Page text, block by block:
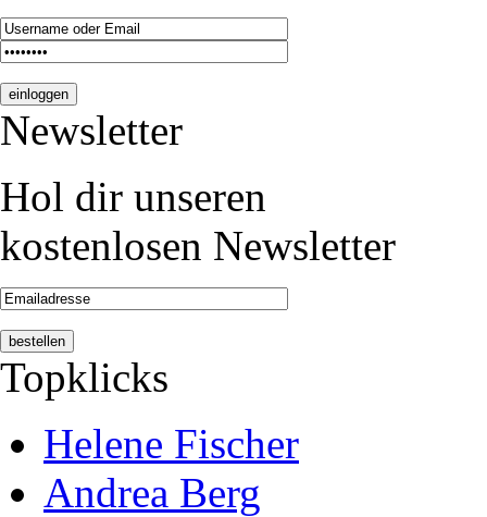
Newsletter
Hol dir unseren
kostenlosen Newsletter
Topklicks
Helene Fischer
Andrea Berg